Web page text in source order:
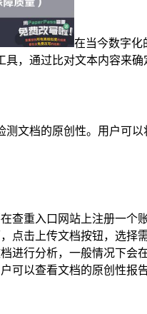
在当今数字化
具，通过比对文本内容来
文档的原创性。用户可
查重入口网站上注册一个账
点击上传文档按钮，选择
进行分析，一般情况下会
可以查看文档的原创性报